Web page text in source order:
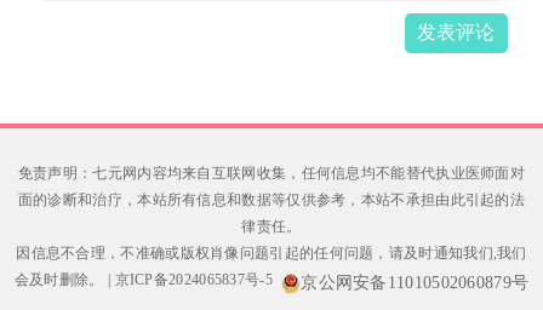
发表评论
免责声明：七元网内容均来自互联网收集，任何信息均不能替代执业医师面对
面的诊断和治疗，本站所有信息和数据等仅供参考，本站不承担由此引起的法
律责任。
因信息不合理，不准确或版权肖像问题引起的任何问题，请及时通知我们,我们
会及时删除。 | 京ICP备2024065837号-5 京公网安备11010502060879号